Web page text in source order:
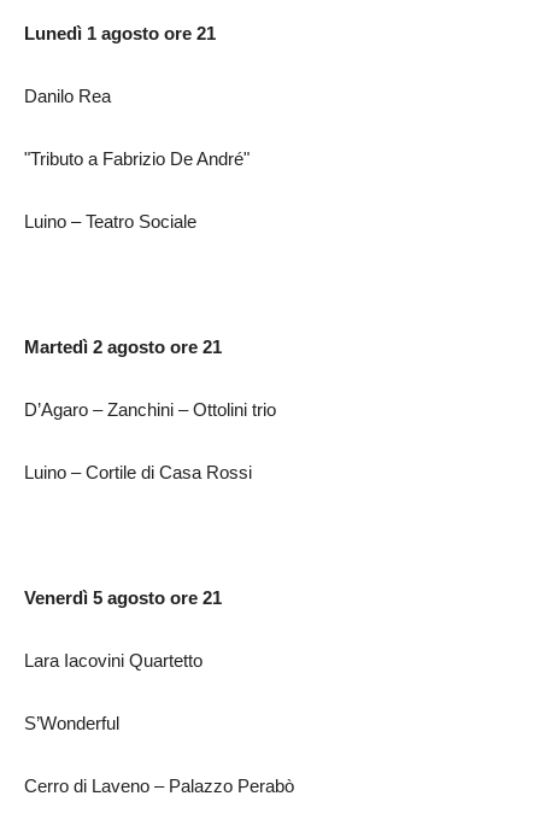
Lunedì 1 agosto ore 21
Danilo Rea
"Tributo a Fabrizio De André"
Luino – Teatro Sociale
Martedì 2 agosto ore 21
D’Agaro – Zanchini – Ottolini trio
Luino – Cortile di Casa Rossi
Venerdì 5 agosto ore 21
Lara Iacovini Quartetto
S’Wonderful
Cerro di Laveno – Palazzo Perabò